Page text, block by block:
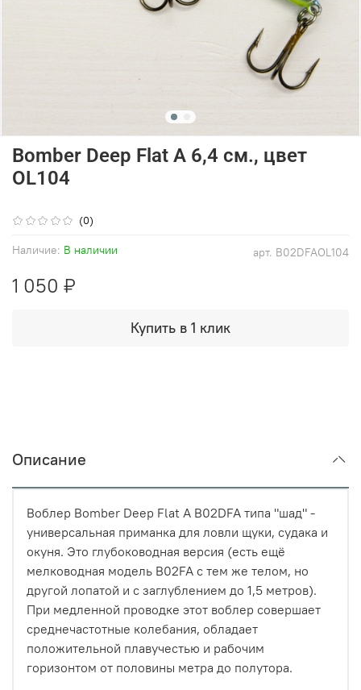
(0)
арт. B02DFAOL104
Наличие: В наличии
Bomber Deep Flat A 6,4 см., цвет
OL104
1 050 ₽
Купить в 1 клик
Описание
Воблер Bomber Deep Flat A B02DFA типа "шад" -
универсальная приманка для ловли щуки, судака и
окуня. Это глубоководная версия (есть ещё
мелководная модель B02FA с тем же телом, но
другой лопатой и с заглублением до 1,5 метров).
При медленной проводке этот воблер совершает
среднечастотные колебания, обладает
положительной плавучестью и рабочим
горизонтом от половины метра до полутора.